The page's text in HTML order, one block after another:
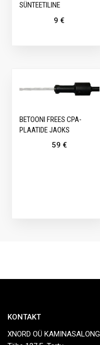
SÜNTEETILINE
9€
BETOONI FREES CPA-
PLAATIDE JAOKS
59 €
KONTAKT
XNORD OÜ KAMINASALONG